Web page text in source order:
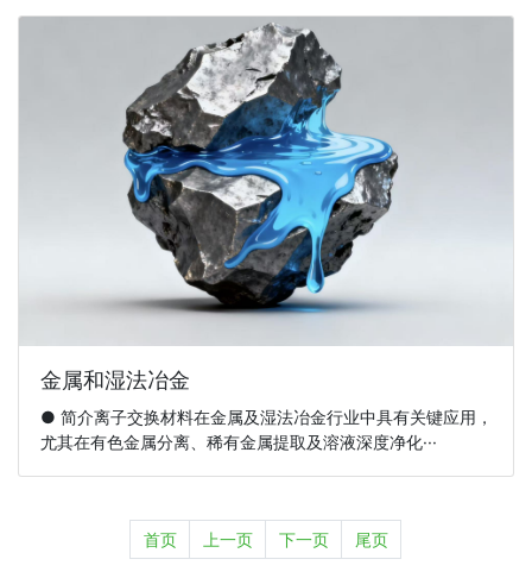
金属和湿法冶金
● 简介离子交换材料在金属及湿法冶金行业中具有关键应用，
尤其在有色金属分离、稀有金属提取及溶液深度净化···
首页 上一页 下一页 尾页